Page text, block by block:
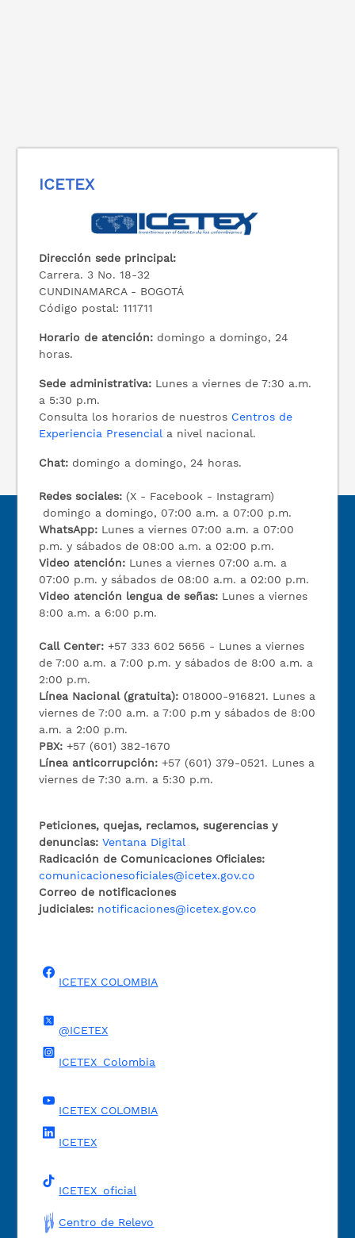
ICETEX
Dirección sede principal:
Carrera. 3 No. 18-32
CUNDINAMARCA - BOGOTÁ
Código postal: 111711
Horario de atención: domingo a domingo, 24
horas.
Sede administrativa: Lunes a viernes de 7:30 a.m.
a 5:30 p.m.
Consulta los horarios de nuestros Centros de
Experiencia Presencial a nivel nacional.
Chat: domingo a domingo, 24 horas.
Redes sociales: (X - Facebook - Instagram)
domingo a domingo, 07:00 a.m. a 07:00 p.m.
WhatsApp: Lunes a viernes 07:00 a.m. a 07:00
p.m. y sábados de 08:00 a.m. a 02:00 p.m.
Video atención: Lunes a viernes 07:00 a.m. a
07:00 p.m. y sábados de 08:00 a.m. a 02:00 p.m.
Video atención lengua de señas: Lunes a viernes
8:00 a.m. a 6:00 p.m.
Call Center:+57 333 602 5656 - Lunes a viernes
de 7:00 a.m. a 7:00 p.m. y sábados de 8:00 a.m. a
2:00 p.m.
Línea Nacional (gratuita): 018000-916821. Lunes a
viernes de 7:00 a.m. a 7:00 p.m y sábados de 8:00
a.m. a 2:00 p.m.
PBX:+57 (601) 382-1670
Línea anticorrupción:+57 (601) 379-0521. Lunes a
viernes de 7:30 a.m. a 5:30 p.m.
Peticiones, quejas, reclamos, sugerencias y
denuncias: Ventana Digital
Radicación de Comunicaciones Oficiales:
comunicacionesoficiales@icetex.gov.co
Correo de notificaciones
judiciales: notificaciones@icetex.gov.co
ICETEX COLOMBIA
@ICETEX
ICETEX_Colombia
ICETEX COLOMBIA
ICETEX
ICETEX_oficial
Centro de Relevo